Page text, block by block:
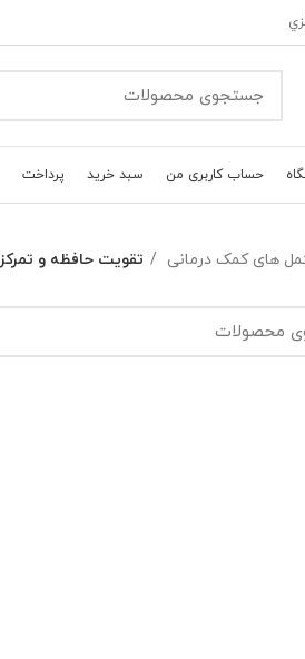
حساب کاربری من سبد خرید پرداخت
های کمک درمانی تقويت حافظه و تمرکز